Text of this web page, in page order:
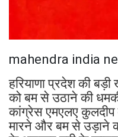
mahendra india
हरियाणा प्रदेश की
को बम से उठाने की
कांग्रेस एमएलए कुलदीप
मारने और बम से उड़ाने